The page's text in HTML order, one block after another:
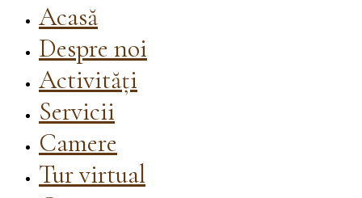
Acasă
Despre noi
Activități
Servicii
Camere
Tur virtual